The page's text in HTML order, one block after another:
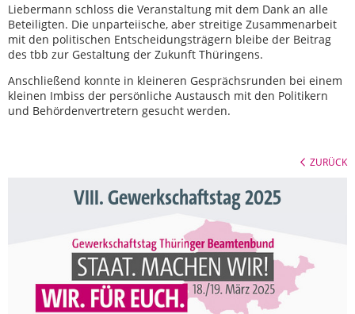
Liebermann schloss die Veranstaltung mit dem Dank an alle
Beteiligten. Die unparteiische, aber streitige Zusammenarbeit
mit den politischen Entscheidungsträgern bleibe der Beitrag
des tbb zur Gestaltung der Zukunft Thüringens.
Anschließend konnte in kleineren Gesprächsrunden bei einem
kleinen Imbiss der persönliche Austausch mit den Politikern
und Behördenvertretern gesucht werden.
ZURÜCK
VIII. Gewerkschaftstag 2025